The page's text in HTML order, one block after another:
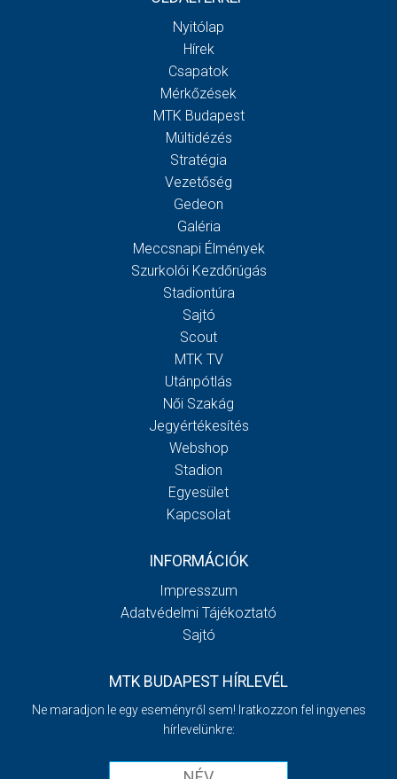
Nyitólap
Hírek
Csapatok
Mérkőzések
MTK Budapest
Múltidézés
Stratégia
Vezetőség
Gedeon
Galéria
Meccsnapi Élmények
Szurkolói Kezdőrúgás
Stadiontúra
Sajtó
Scout
MTK TV
Utánpótlás
Női Szakág
Jegyértékesítés
Webshop
Stadion
Egyesület
Kapcsolat
INFORMÁCIÓK
Impresszum
Adatvédelmi Tájékoztató
Sajtó
MTK BUDAPEST HÍRLEVÉL
Ne maradjon le egy eseményről sem! Iratkozzon fel ingyenes
hírlevelünkre: